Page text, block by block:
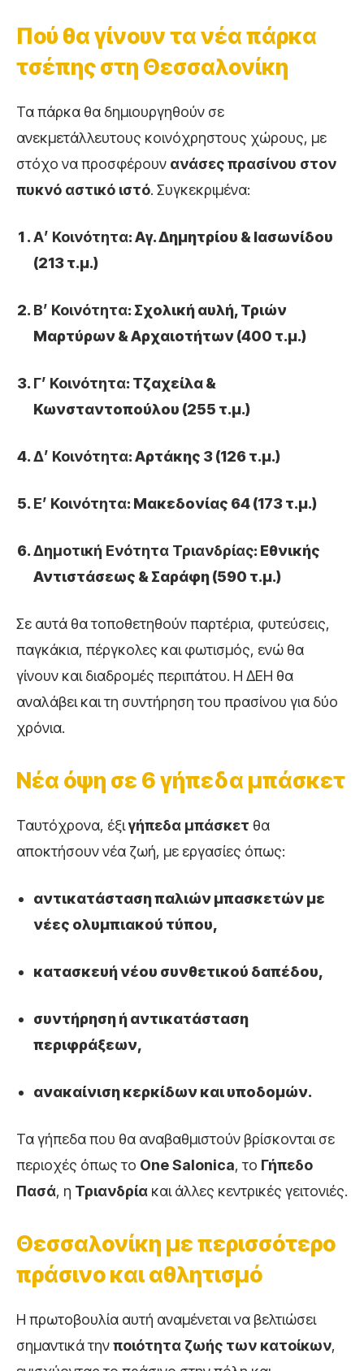
Πού θα γίνουν τα νέα πάρκα
τσέπης στη Θεσσαλονίκη
Τα πάρκα θα δημιουργηθούν σε
ανεκμετάλλευτους κοινόχρηστους χώρους, με
στόχο να προσφέρουν ανάσες πρασίνου στον
πυκνό αστικό ιστό. Συγκεκριμένα:
Α’ Κοινότητα: Αγ. Δημητρίου & Ιασωνίδου
(213 τ.μ.)
Β’ Κοινότητα: Σχολική αυλή, Τριών
Μαρτύρων & Αρχαιοτήτων (400 τ.μ.)
Γ’ Κοινότητα: Τζαχείλα &
Κωνσταντοπούλου (255 τ.μ.)
Δ’ Κοινότητα: Αρτάκης 3 (126 τ.μ.)
Ε’ Κοινότητα: Μακεδονίας 64 (173 τ.μ.)
Δημοτική Ενότητα Τριανδρίας: Εθνικής
Αντιστάσεως & Σαράφη (590 τ.μ.)
Σε αυτά θα τοποθετηθούν παρτέρια, φυτεύσεις,
παγκάκια, πέργκολες και φωτισμός, ενώ θα
γίνουν και διαδρομές περιπάτου. Η ΔΕΗ θα
αναλάβει και τη συντήρηση του πρασίνου για δύο
χρόνια.
Νέα όψη σε 6 γήπεδα μπάσκετ
Ταυτόχρονα, έξιγήπεδα μπάσκετ θα
αποκτήσουν νέα ζωή, με εργασίες όπως:
αντικατάσταση παλιών μπασκετών με
νέες ολυμπιακού τύπου,
κατασκευή νέου συνθετικού δαπέδου,
συντήρηση ή αντικατάσταση
περιφράξεων,
ανακαίνιση κερκίδων και υποδομών.
Τα γήπεδα που θα αναβαθμιστούν βρίσκονται σε
περιοχές όπως το One Salonica, το Γήπεδο
Πασά, η Τριανδρία και άλλες κεντρικές γειτονιές.
Θεσσαλονίκη με περισσότερο
πράσινο και αθλητισμό
Η πρωτοβουλία αυτή αναμένεται να βελτιώσει
σημαντικά τηνποιότητα ζωής των κατοίκων,